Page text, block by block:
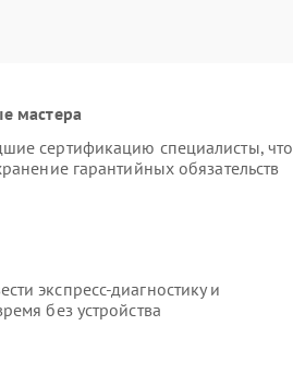
мастера
сертификацию специалисты, что
гарантийных обязательств
экспресс-диагностику и
без устройства